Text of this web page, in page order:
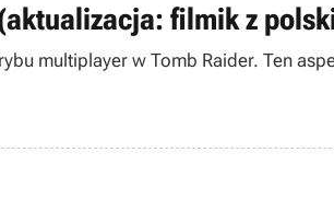
filmik z
multiplayer w Tomb Raider. Ten